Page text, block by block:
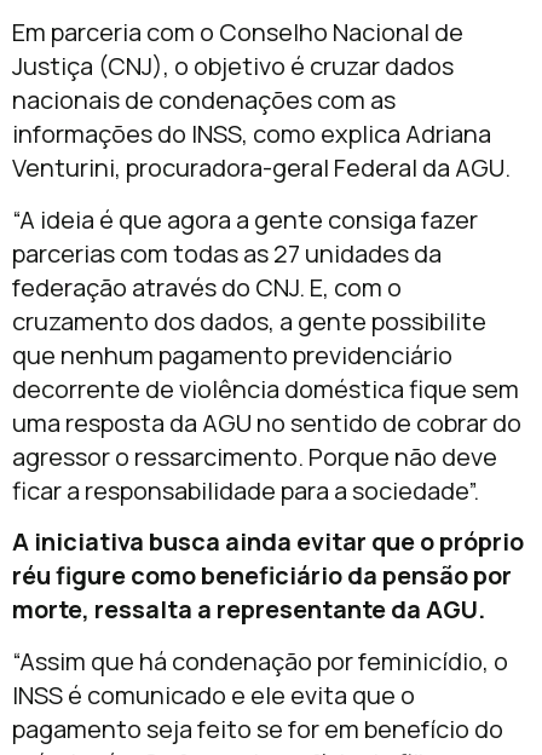
Em parceria com o Conselho Nacional de
Justiça (CNJ), o objetivo é cruzar dados
nacionais de condenações com as
informações do INSS, como explica Adriana
Venturini, procuradora-geral Federal da AGU.
“A ideia é que agora a gente consiga fazer
parcerias com todas as 27 unidades da
federação através do CNJ. E, com o
cruzamento dos dados, a gente possibilite
que nenhum pagamento previdenciário
decorrente de violência doméstica fique sem
uma resposta da AGU no sentido de cobrar do
agressor o ressarcimento. Porque não deve
ficar a responsabilidade para a sociedade”.
A iniciativa busca ainda evitar que o próprio
réu figure como beneficiário da pensão por
morte, ressalta a representante da AGU.
“Assim que há condenação por feminicídio, o
INSS é comunicado e ele evita que o
pagamento seja feito se for em benefício do